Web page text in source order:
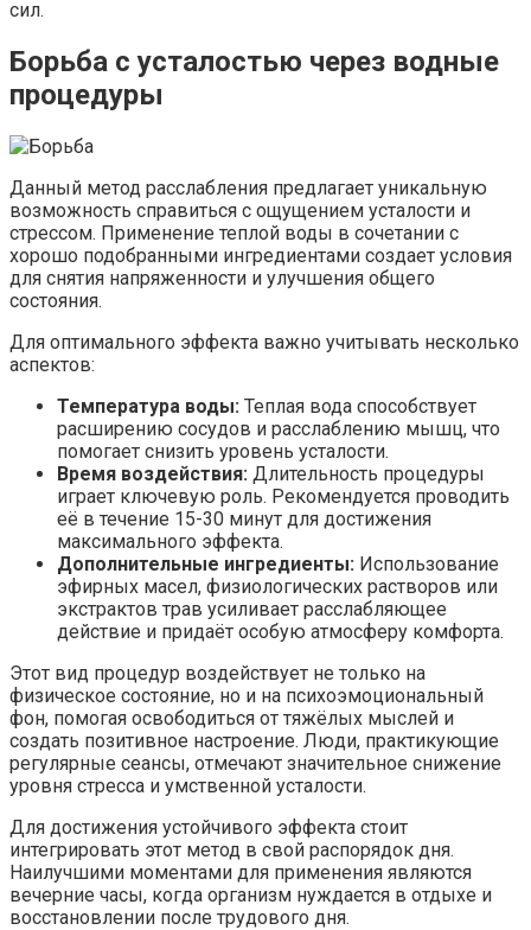
сил.
Борьба с усталостью через водные
процедуры
Данный метод расслабления предлагает уникальную
возможность справиться с ощущением усталости и
стрессом. Применение теплой воды в сочетании с
хорошо подобранными ингредиентами создает условия
для снятия напряженности и улучшения общего
состояния.
Для оптимального эффекта важно учитывать несколько
аспектов:
Температура воды: Теплая вода способствует
расширению сосудов и расслаблению мышц, что
помогает снизить уровень усталости.
Время воздействия: Длительность процедуры
играет ключевую роль. Рекомендуется проводить
её в течение 15-30 минут для достижения
максимального эффекта.
Дополнительные ингредиенты: Использование
эфирных масел, физиологических растворов или
экстрактов трав усиливает расслабляющее
действие и придаёт особую атмосферу комфорта.
Этот вид процедур воздействует не только на
физическое состояние, но и на психоэмоциональный
фон, помогая освободиться от тяжёлых мыслей и
создать позитивное настроение. Люди, практикующие
регулярные сеансы, отмечают значительное снижение
уровня стресса и умственной усталости.
Для достижения устойчивого эффекта стоит
интегрировать этот метод в свой распорядок дня.
Наилучшими моментами для применения являются
вечерние часы, когда организм нуждается в отдыхе и
восстановлении после трудового дня.